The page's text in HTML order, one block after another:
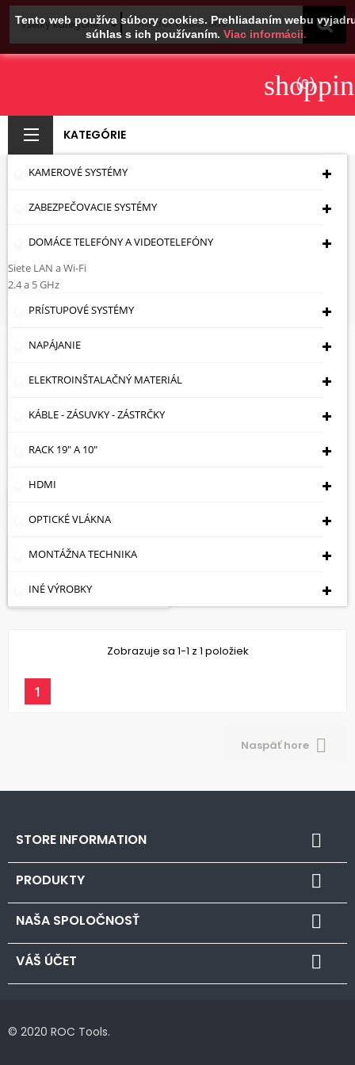
Tento web používa súbory cookies. Prehliadaním webu
súhlas s ich používaním. Viac informácii.
(0)
KATEGÓRIE
KAMEROVÉ SYSTÉMY
ZABEZPEČOVACIE SYSTÉMY
DOMÁCE TELEFÓNY A VIDEOTELEFÓNY
Siete LAN a Wi-Fi
2.4 a 5 GHz
PRÍSTUPOVÉ SYSTÉMY
NAPÁJANIE
ELEKTROINŠTALAČNÝ MATERIÁL
KÁBLE - ZÁSUVKY - ZÁSTRČKY
RACK 19" A 10"
HDMI
OPTICKÉ VLÁKNA
MONTÁŽNA TECHNIKA
INÉ VÝROBKY
NAPÁJACIE
DISTRIBÚTORY S
PANELMI RACK
Úvodná Stránka
Napájacie Distribútory S Panelmi
Rack
NAPÁJACÍ
DISTRIBÚTOR LZ-16/R
10,22 €
Zobrazuje sa 1-1 z 1 položiek
1
Naspäť hore 
STORE INFORMATION 
PRODUKTY 
NAŠA SPOLOČNOSŤ 
VÁŠ ÚČET 
© 2020 ROC Tools.